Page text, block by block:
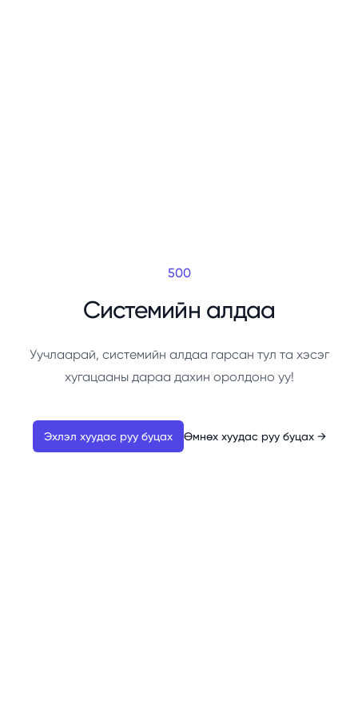
500
Системийн алдаа
Уучлаарай, системийн алдаа гарсан тул та хэсэг
хугацааны дараа дахин оролдоно уу!
Эхлэл хуудас руу буцах Өмнөх хуудас руу буцах →